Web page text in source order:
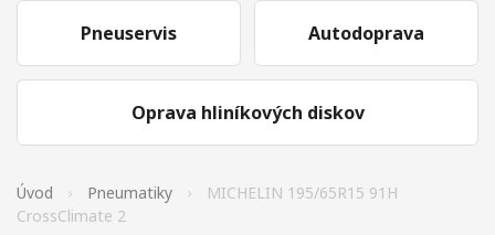
Pneuservis
Oprava hliníkových diskov
Autodoprava
Úvod Pneumatiky
MICHELIN 195/65R15 91H
CrossClimate 2